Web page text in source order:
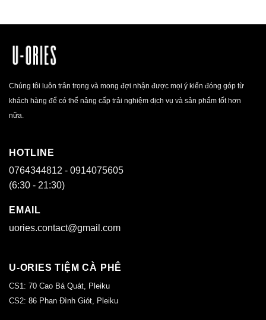
Chúng tôi luôn trân trọng và mong đợi nhận được mọi ý kiến đóng góp từ
khách hàng để có thể nâng cấp trải nghiệm dịch vụ và sản phẩm tốt hơn
nữa.
HOTLINE
0764344812 - 0914075605
(6:30 - 21:30)
EMAIL
uories.contact@gmail.com
U-ORIES TIỆM CÀ PHÊ
CS1: 70 Cao Bá Quát, Pleiku
CS2: 86 Phan Đình Giót, Pleiku